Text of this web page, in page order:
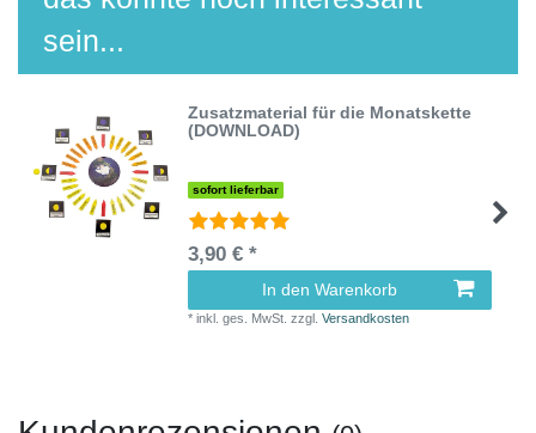
sein...
Zusatzmaterial für die Monatskette
(DOWNLOAD)
sofort lieferbar
3,90 € *
In den Warenkorb
*inkl. ges. MwSt. zzgl.Versandkosten